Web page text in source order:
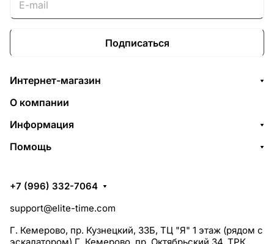
Подписаться
Интернет-магазин
О компании
Информация
Помощь
+7 (996) 332-7064
support@elite-time.com
Г. Кемерово, пр. Кузнецкий, 33Б, ТЦ "Я" 1 этаж (рядом с